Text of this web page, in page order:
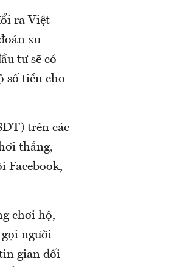
ra Việt
xu
tư sẽ có
số tiền cho
trên các
thắng,
Facebook,
chơi hộ,
người
gian dối